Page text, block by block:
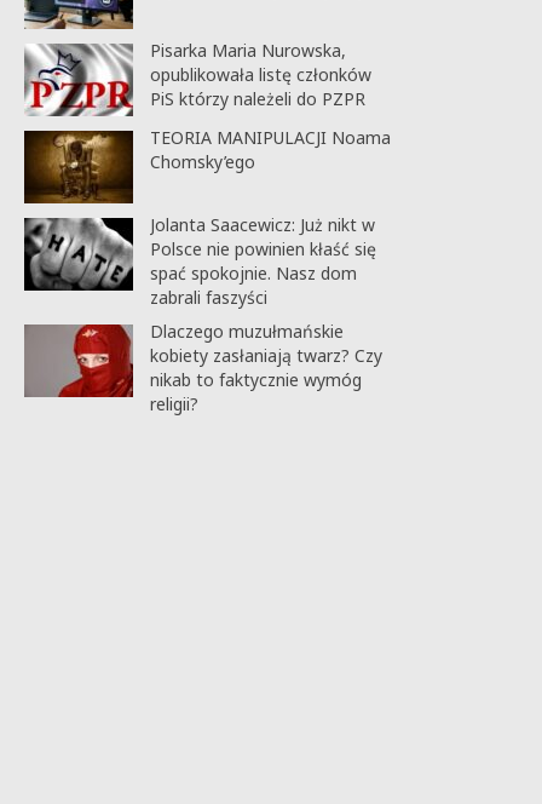
Pisarka Maria Nurowska,
opublikowała listę członków
PiS którzy należeli do PZPR
TEORIA MANIPULACJI Noama
Chomsky’ego
Jolanta Saacewicz: Już nikt w
Polsce nie powinien kłaść się
spać spokojnie. Nasz dom
zabrali faszyści
Dlaczego muzułmańskie
kobiety zasłaniają twarz? Czy
nikab to faktycznie wymóg
religii?